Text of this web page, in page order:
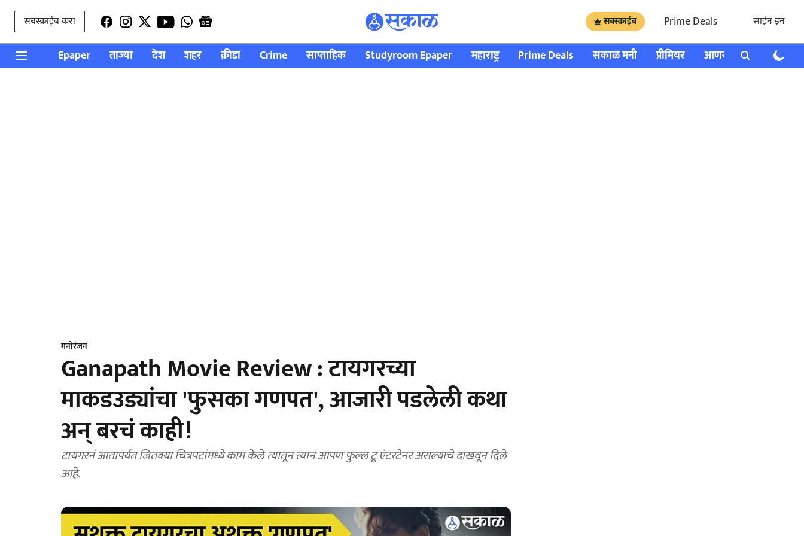
सबस्क्राईब करा सबस्क्राईब Prime Deals साईन इन
Epaper ताज्या देश शहर क्रीडा Crime साप्ताहिक Studyroom Epaper महाराष्ट्र Prime Deals सकाळ मनी प्रीमियर आणखी राशी भविष्य
मनोरंजन
Ganapath Movie Review : टायगरच्या
माकडउड्यांचा 'फुसका गणपत', आजारी पडलेली कथा
अन् बरचं काही!
टायगरनं आतापर्यत जितक्या चित्रपटांमध्ये काम केले त्यातून त्यानं आपण फुल्ल टू एंटरटेनर असल्याचे दाखवून दिले
आहे.